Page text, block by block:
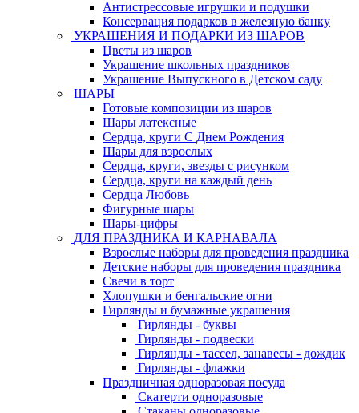
Антистрессовые игрушки и подушки
Консервация подарков в железную банку
УКРАШЕНИЯ И ПОДАРКИ ИЗ ШАРОВ
Цветы из шаров
Украшение школьных праздников
Украшение Выпускного в Детском саду
ШАРЫ
Готовые композиции из шаров
Шары латексные
Сердца, круги С Днем Рождения
Шары для взрослых
Сердца, круги, звезды с рисунком
Сердца, круги на каждый день
Сердца Любовь
Фигурные шары
Шары-цифры
ДЛЯ ПРАЗДНИКА И КАРНАВАЛА
Взрослые наборы для проведения праздника
Детские наборы для проведения праздника
Свечи в торт
Хлопушки и бенгальские огни
Гирлянды и бумажные украшения
Гирлянды - буквы
Гирлянды - подвески
Гирлянды - тассел, занавесы - дождик
Гирлянды - флажки
Праздничная одноразовая посуда
Скатерти одноразовые